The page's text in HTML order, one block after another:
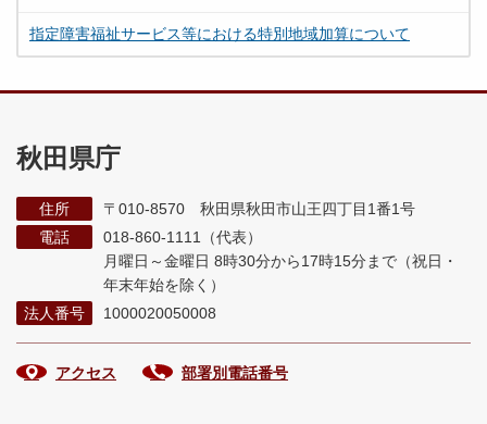
指定障害福祉サービス等における特別地域加算について
秋田県庁
住所
〒010-8570 秋田県秋田市山王四丁目1番1号
電話
018-860-1111（代表）
月曜日～金曜日 8時30分から17時15分まで （祝日・
年末年始を除く）
法人番号
1000020050008
アクセス 部署別電話番号